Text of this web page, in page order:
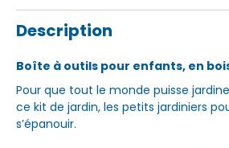
Description
Boîte à outils pour enfants, en
Pour que tout le monde puisse
ce kit de jardin, les petits jardiniers
s’épanouir.